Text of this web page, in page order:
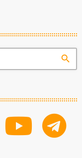
search